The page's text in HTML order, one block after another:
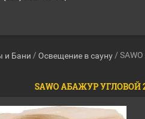
и Бани / Освещение в сауну /
SAWO АБАЖУР УГЛОВОЙ